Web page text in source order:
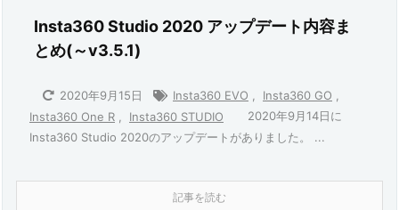
Insta360 Studio 2020 アップデート内容ま
とめ(～v3.5.1)
2020年9月15日 Insta360 EVO Insta360 GO
Insta360 One R
Insta360 STUDIO
2020年9月14日に
Insta360 Studio 2020のアップデートがありました。 ...
記事を読む